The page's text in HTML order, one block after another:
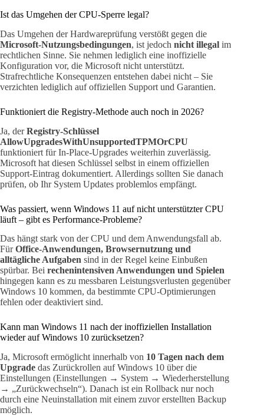
Ist das Umgehen der CPU-Sperre legal?
Das Umgehen der Hardwareprüfung verstößt gegen die
Microsoft-Nutzungsbedingungen, ist jedoch nicht illegal im
rechtlichen Sinne. Sie nehmen lediglich eine inoffizielle
Konfiguration vor, die Microsoft nicht unterstützt.
Strafrechtliche Konsequenzen entstehen dabei nicht – Sie
verzichten lediglich auf offiziellen Support und Garantien.
Funktioniert die Registry-Methode auch noch in 2026?
Ja, derRegistry-Schlüssel
AllowUpgradesWithUnsupportedTPMOrCPU
funktioniert für In-Place-Upgrades weiterhin zuverlässig.
Microsoft hat diesen Schlüssel selbst in einem offiziellen
Support-Eintrag dokumentiert. Allerdings sollten Sie danach
prüfen, ob Ihr System Updates problemlos empfängt.
Was passiert, wenn Windows 11 auf nicht unterstützter CPU
läuft – gibt es Performance-Probleme?
Das hängt stark von der CPU und dem Anwendungsfall ab.
FürOffice-Anwendungen, Browsernutzung und
alltägliche Aufgaben sind in der Regel keine Einbußen
spürbar. Bei rechenintensiven Anwendungen und Spielen
hingegen kann es zu messbaren Leistungsverlusten gegenüber
Windows 10 kommen, da bestimmte CPU-Optimierungen
fehlen oder deaktiviert sind.
Kann man Windows 11 nach der inoffiziellen Installation
wieder auf Windows 10 zurücksetzen?
Ja, Microsoft ermöglicht innerhalb von 10 Tagen nach dem
Upgrade das Zurückrollen auf Windows 10 über die
Einstellungen (Einstellungen → System → Wiederherstellung
→ „Zurückwechseln“). Danach ist ein Rollback nur noch
durch eine Neuinstallation mit einem zuvor erstellten Backup
möglich.